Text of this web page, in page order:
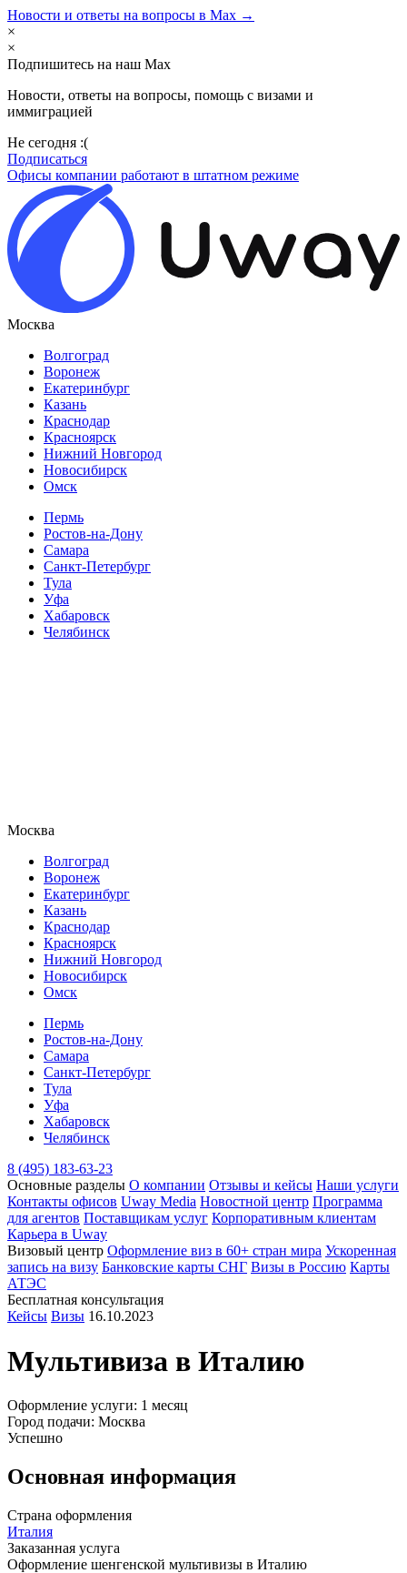
Новости и ответы на вопросы в Max →
×
×
Подпишитесь на наш Max
Новости, ответы на вопросы, помощь с визами и
иммиграцией
Не сегодня :(
Подписаться
Офисы компании работают в штатном режиме
Москва
Волгоград
Воронеж
Екатеринбург
Казань
Краснодар
Красноярск
Нижний Новгород
Новосибирск
Омск
Пермь
Ростов-на-Дону
Самара
Санкт-Петербург
Тула
Уфа
Хабаровск
Челябинск
Москва
Волгоград
Воронеж
Екатеринбург
Казань
Краснодар
Красноярск
Нижний Новгород
Новосибирск
Омск
Пермь
Ростов-на-Дону
Самара
Санкт-Петербург
Тула
Уфа
Хабаровск
Челябинск
8 (495) 183-63-23
Основные разделы О компании Отзывы и кейсы Наши услуги
Контакты офисов Uway Media Новостной центр Программа
для агентов Поставщикам услуг Корпоративным клиентам
Карьера в Uway
Визовый центр Оформление виз в 60+ стран мира Ускоренная
запись на визу Банковские карты СНГ Визы в Россию Карты
АТЭС
Бесплатная консультация
Кейсы Визы 16.10.2023
Мультивиза в Италию
Оформление услуги: 1 месяц
Город подачи: Москва
Успешно
Основная информация
Страна оформления
Италия
Заказанная услуга
Оформление шенгенской мультивизы в Италию